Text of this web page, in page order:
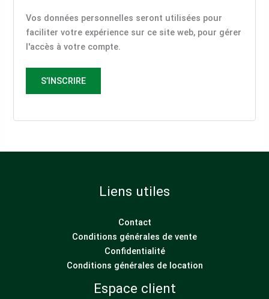
Vos données personnelles seront utilisées pour
faciliter votre expérience sur ce site web, pour gérer
l'accès à votre compte.
S’INSCRIRE
Liens utiles
Contact
Conditions générales de vente
Confidentialité
Conditions générales de location
Espace client